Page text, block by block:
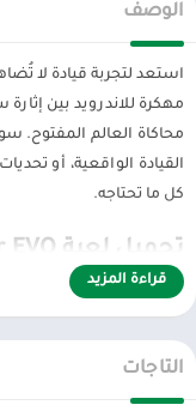
الوصف
مهكرة للاندرويد بين
محاكاة العالم المفتوح.
القيادة الواقعية، أو
كل ما تحتاجه.
تحميل لعبة Car Driving Simulator EVO للاندرويد
ممتازاً لمحبي ألعاب
قراءة المزيد
التاجات